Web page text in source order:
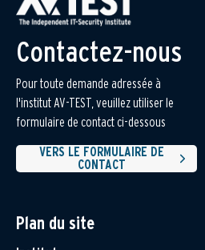
Contactez-nous
Pour toute demande adressée à
l'institut AV-TEST, veuillez utiliser le
formulaire de contact ci-dessous
VERS LE FORMULAIRE DE
CONTACT
Plan du site